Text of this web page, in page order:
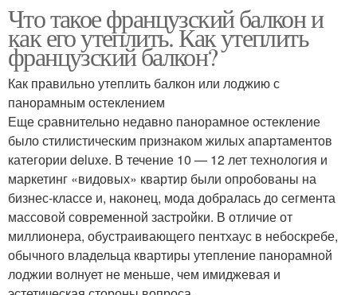
Что такое французский балкон и
как его утеплить. Как утеплить
французский балкон?
Как правильно утеплить балкон или лоджию с
панорамным остеклением
Еще сравнительно недавно панорамное остекление
было стилистическим признаком жилых апартаментов
категории deluxe. В течение 10 — 12 лет технология и
маркетинг «видовых» квартир были опробованы на
бизнес-классе и, наконец, мода добралась до сегмента
массовой современной застройки. В отличие от
миллионера, обустраивающего пентхаус в небоскребе,
обычного владельца квартиры утепление панорамной
лоджии волнует не меньше, чем имиджевая и